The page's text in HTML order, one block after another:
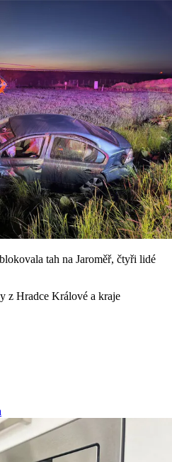
tah na Jaroměř, čtyři lidé
z Hradce Králové a kraje